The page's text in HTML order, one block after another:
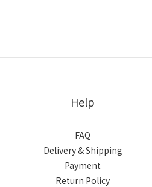
Help
FAQ
Delivery & Shipping
Payment
Return Policy